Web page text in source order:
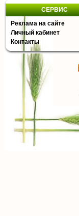
СЕРВИС
Реклама на сайте
Личный кабинет
Контакты